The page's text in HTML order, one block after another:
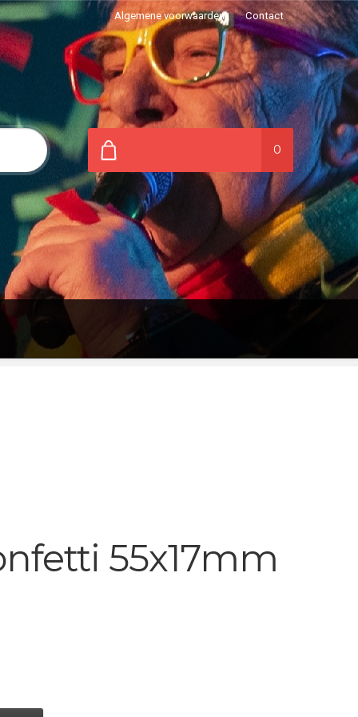
Algemene voorwaarden Contact
0
55x17mm